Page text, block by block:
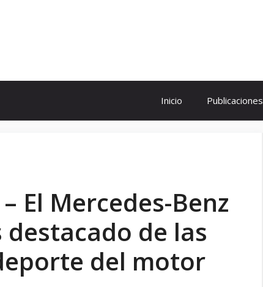
Inicio Publicaciones
El Mercedes-Benz
de las
del motor